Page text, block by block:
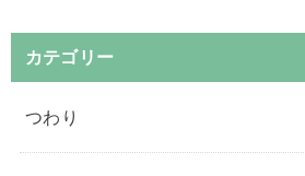
カテゴリー
つわり